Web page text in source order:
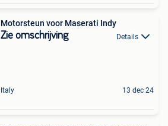
Motorsteun voor Maserati Indy
Zie omschrijving Details
Italy 13 dec 24